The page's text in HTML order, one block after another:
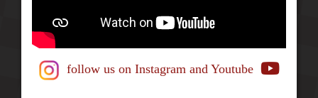
follow us on Instagram and Youtube